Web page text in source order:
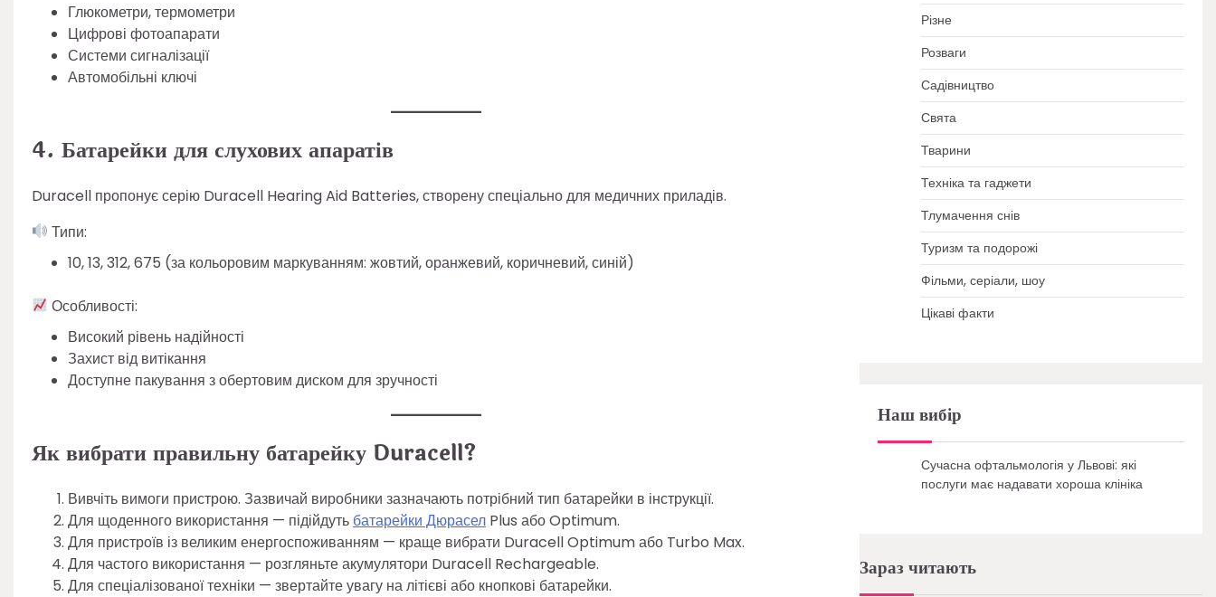
Глюкометри, термометри
Цифрові фотоапарати
Системи сигналізації
Автомобільні ключі
4. Батарейки для слухових апаратів
Duracell пропонує серію Duracell Hearing Aid Batteries, створену спеціально для медичних приладів.
Типи:
10, 13, 312, 675 (за кольоровим маркуванням: жовтий, оранжевий, коричневий, синій)
Особливості:
Високий рівень надійності
Захист від витікання
Доступне пакування з обертовим диском для зручності
Як вибрати правильну батарейку Duracell?
Вивчіть вимоги пристрою. Зазвичай виробники зазначають потрібний тип батарейки в інструкції.
Для щоденного використання — підійдуть батарейки Дюрасел Plus або Optimum.
Для пристроїв із великим енергоспоживанням — краще вибрати Duracell Optimum або Turbo Max.
Для частого використання — розгляньте акумулятори Duracell Rechargeable.
Для спеціалізованої техніки — звертайте увагу на літієві або кнопкові батарейки.
Різне
Розваги
Садівництво
Свята
Тварини
Техніка та гаджети
Тлумачення снів
Туризм та подорожі
Фільми, серіали, шоу
Цікаві факти
Наш вибір
Сучасна офтальмологія у Львові: які
послуги має надавати хороша клініка
Зараз читають